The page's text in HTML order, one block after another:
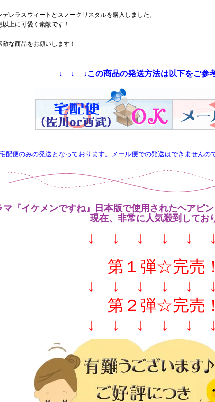
デレラスウィートとスノークリスタルを購入しました。
上に可愛く素敵です！
な商品をお願いします！
↓ ↓ ↓この商品の発送方法は以下をご
配便のみの発送となっております。メール便での発送はできませんの
マ『イケメンですね』日本版で使用されたヘアピ
現在、非常に人気殺到してお
↓ ↓ ↓ ↓ ↓
第１弾☆完売
↓ ↓ ↓ ↓ ↓
第２弾☆完売
↓ ↓ ↓ ↓ ↓